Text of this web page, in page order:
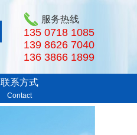
服务热线
135 0718 1085
139 8626 7040
136 3866 1899
联系方式
Contact